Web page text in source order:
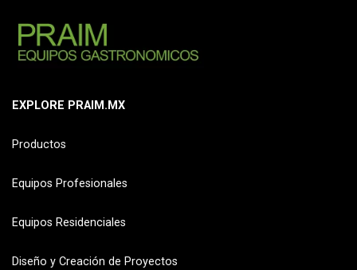
EXPLORE PRAIM.MX
Productos
Equipos Profesionales
Equipos Residenciales
Diseño y Creación de Proyectos